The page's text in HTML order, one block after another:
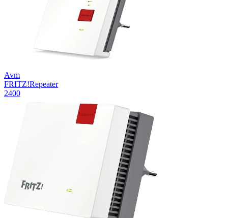
Avm
FRITZ!Repeater
2400